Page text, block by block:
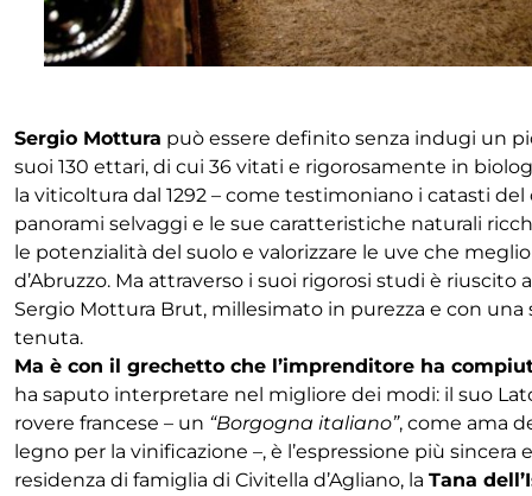
Sergio Mottura può essere definito senza indugi un
suoi 130 ettari, di cui 36 vitati e rigorosamente in
la viticoltura dal 1292 – come testimoniano i catasti
panorami selvaggi e le sue caratteristiche naturali
le potenzialità del suolo e valorizzare le uve che
d’Abruzzo. Ma attraverso i suoi rigorosi studi è
Sergio Mottura Brut, millesimato in purezza e con
tenuta.
Ma è con il grechetto che l’imprenditore ha
ha saputo interpretare nel migliore dei modi: il suo
rovere francese – un “Borgogna italiano”, come ama
legno per la vinificazione –, è l’espressione più
residenza di famiglia di Civitella d’Agliano, la Tana